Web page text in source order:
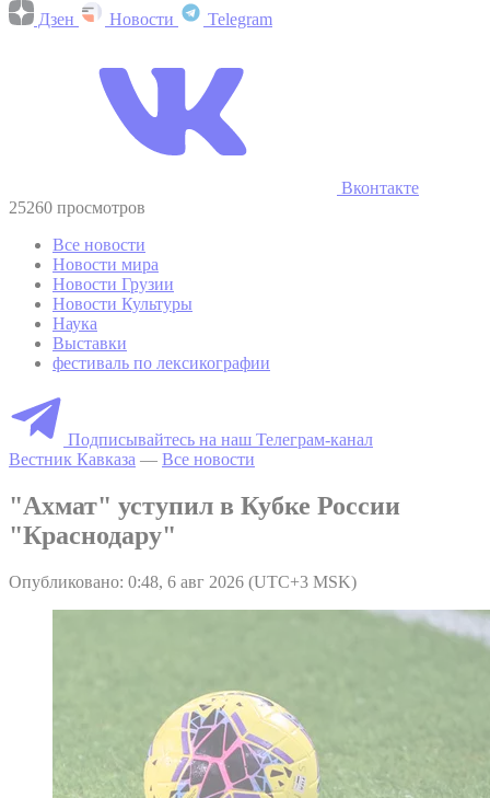
Дзен Новости Telegram
Вконтакте
25260 просмотров
Все новости
Новости мира
Новости Грузии
Новости Культуры
Наука
Выставки
фестиваль по лексикографии
Подписывайтесь на наш Телеграм-канал
Вестник Кавказа — Все новости
"Ахмат" уступил в Кубке России
"Краснодару"
Опубликовано: 0:48, 6 авг 2026 (UTC+3 MSK)